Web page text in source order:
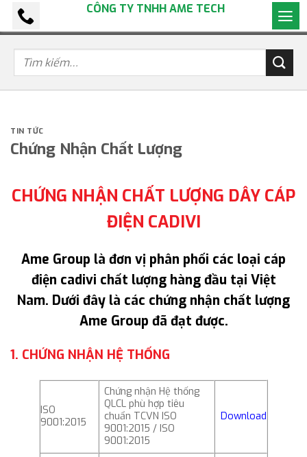
dung
CÔNG TY TNHH AME TECH
TIN TỨC
Chứng Nhận Chất Lượng
CHỨNG NHẬN CHẤT LƯỢNG DÂY CÁP
ĐIỆN CADIVI
Ame Group là đơn vị phân phối các loại cáp
điện cadivi chất lượng hàng đầu tại Việt
Nam. Dưới đây là các chứng nhận chất lượng
Ame Group đã đạt được.
1. CHỨNG NHẬN HỆ THỐNG
ISO
9001:2015
Chứng nhận Hệ thống
QLCL phù hợp tiêu
chuẩn TCVN ISO
9001:2015 / ISO
9001:2015
Download